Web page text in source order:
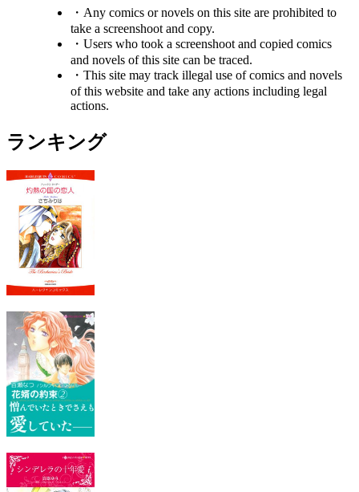
・Any comics or novels on this site are prohibited to
take a screenshoot and copy.
・Users who took a screenshoot and copied comics
and novels of this site can be traced.
・This site may track illegal use of comics and novels
of this website and take any actions including legal
actions.
ランキング